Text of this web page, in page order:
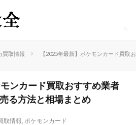
買取情報 【2025年最新】ポケモンカード買取
モンカード買取おすすめ業者
る方法と相場まとめ
取情報, ポケモンカード